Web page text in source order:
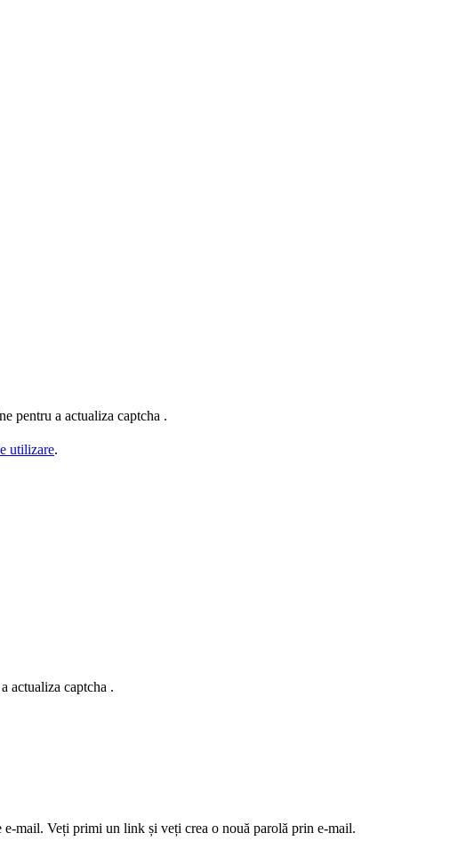
pentru a actualiza captcha .
utilizare.
actualiza captcha .
mail. Veți primi un link și veți crea o nouă parolă prin e-mail.